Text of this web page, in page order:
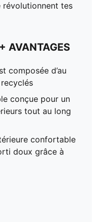
révolutionnent tes
AVANTAGES
composée d’au
conçue pour un
tout au long
confortable
doux grâce à